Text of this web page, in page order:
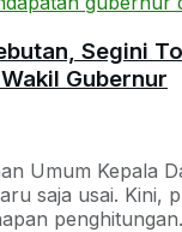
Segini
Gubernur
Umum Kepala
saja usai. Kini,